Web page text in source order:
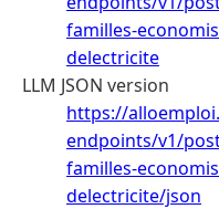
familles-
delectricite
LLM JSON version
https://
endpoints/v1/
familles-
delectricite/json